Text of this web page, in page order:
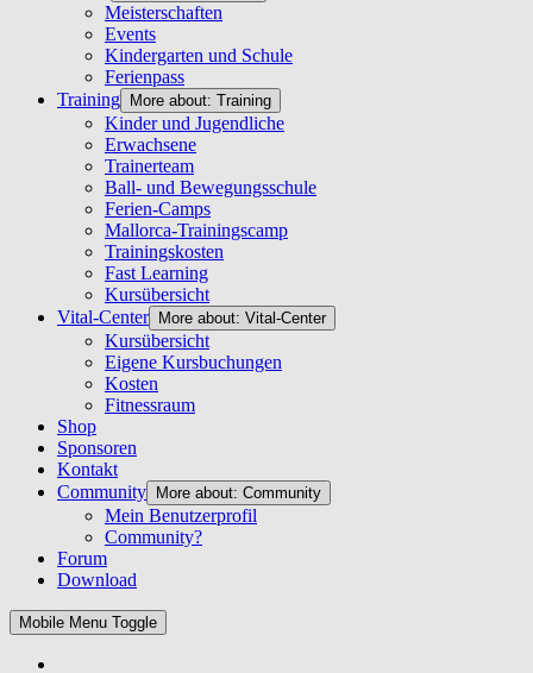
Meisterschaften
Events
Kindergarten und Schule
Ferienpass
Training More about: Training
Kinder und Jugendliche
Erwachsene
Trainerteam
Ball- und Bewegungsschule
Ferien-Camps
Mallorca-Trainingscamp
Trainingskosten
Fast Learning
Kursübersicht
Vital-Center More about: Vital-Center
Kursübersicht
Eigene Kursbuchungen
Kosten
Fitnessraum
Shop
Sponsoren
Kontakt
Community More about: Community
Mein Benutzerprofil
Community?
Forum
Download
Mobile Menu Toggle